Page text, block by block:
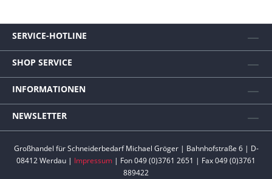
SERVICE-HOTLINE
SHOP SERVICE
INFORMATIONEN
NEWSLETTER
Großhandel für Schneiderbedarf Michael Gröger | Bahnhofstraße 6 | D-
08412 Werdau | Impressum | Fon 049 (0)3761 2651 | Fax 049 (0)3761
889422